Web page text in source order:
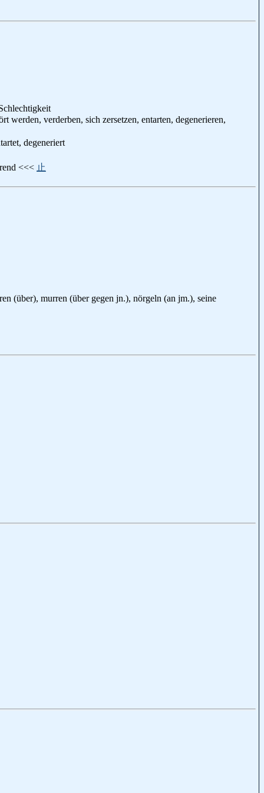
werden, verderben, sich zersetzen, entarten, degenerieren,
degeneriert
<<< 止
(über), murren (über gegen jn.), nörgeln (an jm.), seine